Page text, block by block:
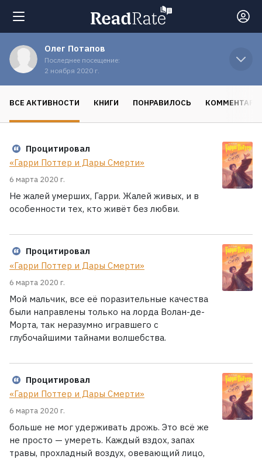
Поиск
Книги
Экранизации
Коллекции
Олег Потапов
Последнее посещение:
2 ноября 2020 г.
ВСЕ АКТИВНОСТИ КНИГИ ПОНРАВИЛОСЬ
Процитировал
«Гарри Поттер и Дары Смерти»
6 марта 2020 г.
Не жалей умерших, Гарри. Жалей живых, и в
особенности тех, кто живёт без любви.
Процитировал
«Гарри Поттер и Дары Смерти»
6 марта 2020 г.
Мой мальчик, все её поразительные качества
были направлены только на лорда Волан-де-
Морта, так неразумно игравшего с
глубочайшими тайнами волшебства.
Процитировал
«Гарри Поттер и Дары Смерти»
6 марта 2020 г.
больше не мог удерживать дрожь. Это всё же
не просто — умереть. Каждый вздох, запах
травы, прохладный воздух, овевающий лицо,